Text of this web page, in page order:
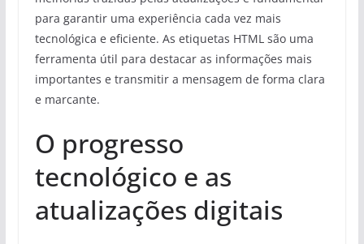
para garantir uma experiência cada vez mais
tecnológica e eficiente. As etiquetas HTML são uma
ferramenta útil para destacar as informações mais
importantes e transmitir a mensagem de forma clara
e marcante.
O progresso
tecnológico e as
atualizações digitais